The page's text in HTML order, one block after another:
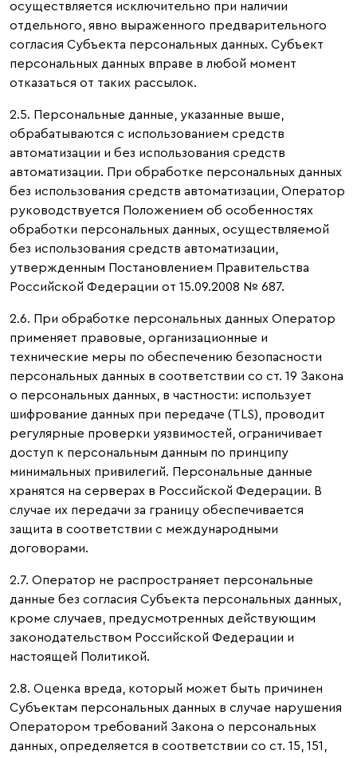
осуществляется исключительно при наличии
отдельного, явно выраженного предварительного
согласия Субъекта персональных данных. Субъект
персональных данных вправе в любой момент
отказаться от таких рассылок.
2.5. Персональные данные, указанные выше,
обрабатываются с использованием средств
автоматизации и без использования средств
автоматизации. При обработке персональных данных
без использования средств автоматизации, Оператор
руководствуется Положением об особенностях
обработки персональных данных, осуществляемой
без использования средств автоматизации,
утвержденным Постановлением Правительства
Российской Федерации от 15.09.2008 № 687.
2.6. При обработке персональных данных Оператор
применяет правовые, организационные и
технические меры по обеспечению безопасности
персональных данных в соответствии со ст. 19 Закона
о персональных данных, в частности: использует
шифрование данных при передаче (TLS), проводит
регулярные проверки уязвимостей, ограничивает
доступ к персональным данным по принципу
минимальных привилегий. Персональные данные
хранятся на серверах в Российской Федерации. В
случае их передачи за границу обеспечивается
защита в соответствии с международными
договорами.
2.7. Оператор не распространяет персональные
данные без согласия Субъекта персональных данных,
кроме случаев, предусмотренных действующим
законодательством Российской Федерации и
настоящей Политикой.
2.8. Оценка вреда, который может быть причинен
Субъектам персональных данных в случае нарушения
Оператором требований Закона о персональных
данных, определяется в соответствии со ст. 15, 151,